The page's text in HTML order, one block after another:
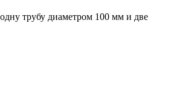
трубу диаметром 100 мм и две